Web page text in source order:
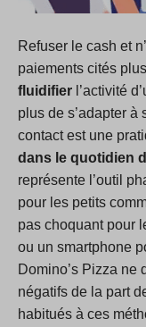
Refuser le cash et
paiements cités
fluidifier l’activité
plus de s’adapter
contact est une
dans le quotidien
représente l’outil
pour les petits
pas choquant pour
ou un smartphone
Domino’s Pizza ne
négatifs de la part
habitués à ces